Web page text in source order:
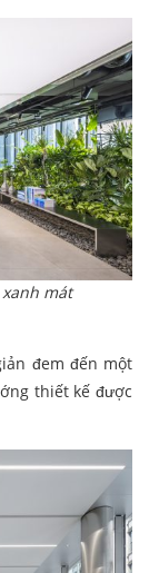
mát
đem đến một
thiết kế được